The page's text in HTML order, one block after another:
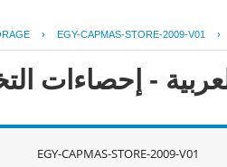
› EGY-CAPMAS-STORE-2009-V01 ›
- إحصاءات التخزين
EGY-CAPMAS-STORE-2009-V01